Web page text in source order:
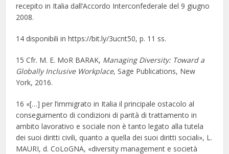
recepito in Italia dall’Accordo Interconfederale del 9 giugno
2008.
14 disponibili in https://bit.ly/3ucnt50, p. 11 ss.
15 Cfr. M. E. MoR BARAK, Managing Diversity: Toward a
Globally Inclusive Workplace, Sage Publications, New
York, 2016.
16 «[…] per l’immigrato in Italia il principale ostacolo al
conseguimento di condizioni di parità di trattamento in
ambito lavorativo e sociale non è tanto legato alla tutela
dei suoi diritti civili, quanto a quella dei suoi diritti sociali», L.
MAURI, d. CoLoGNA, «diversity management e società